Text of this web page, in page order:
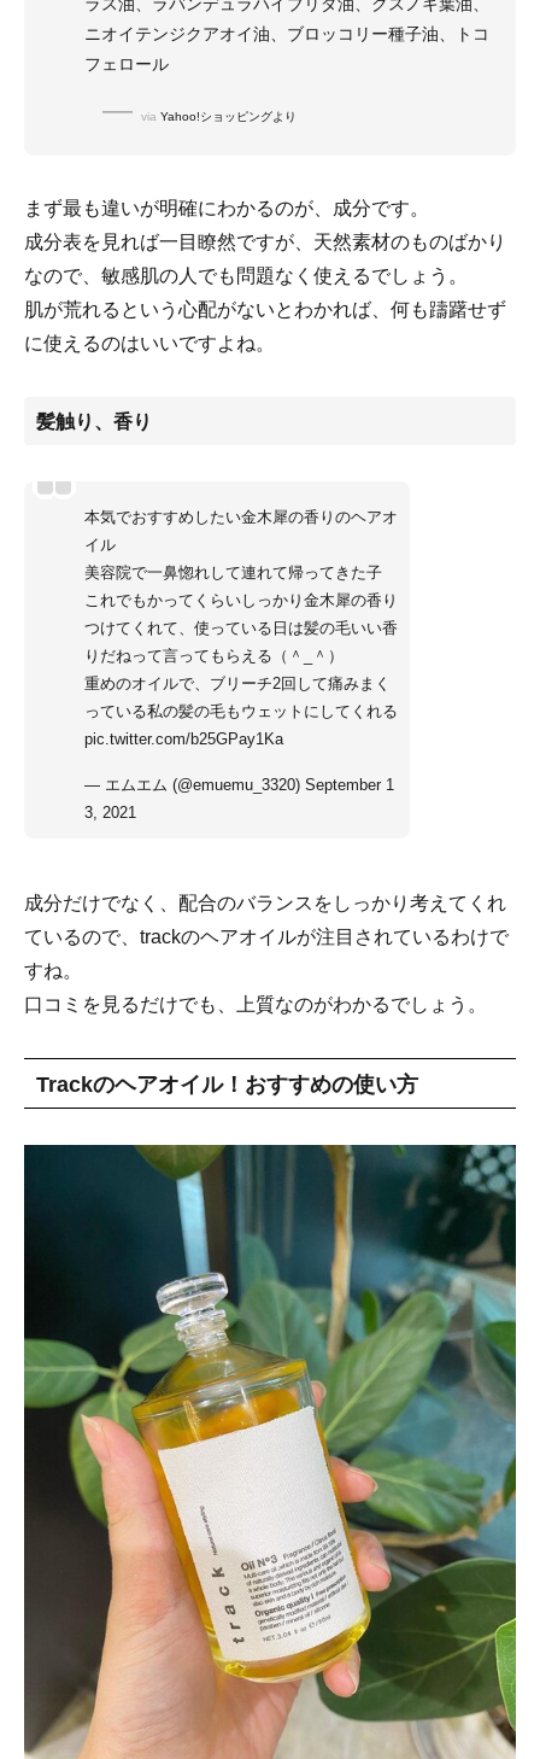
ラス油、ラバンデュラハイブリダ油、クスノキ葉油、
ニオイテンジクアオイ油、ブロッコリー種子油、トコ
フェロール
via Yahoo!ショッピングより
まず最も違いが明確にわかるのが、成分です。
成分表を見れば一目瞭然ですが、天然素材のものばかり
なので、敏感肌の人でも問題なく使えるでしょう。
肌が荒れるという心配がないとわかれば、何も躊躇せず
に使えるのはいいですよね。
髪触り、香り
本気でおすすめしたい金木犀の香りのヘアオ
イル
美容院で一鼻惚れして連れて帰ってきた子
これでもかってくらいしっかり金木犀の香り
つけてくれて、使っている日は髪の毛いい香
りだねって言ってもらえる（＾_＾）
重めのオイルで、ブリーチ2回して痛みまく
っている私の髪の毛もウェットにしてくれる
pic.twitter.com/b25GPay1Ka
— エムエム (@emuemu_3320) September 1
3, 2021
成分だけでなく、配合のバランスをしっかり考えてくれ
ているので、trackのヘアオイルが注目されているわけで
すね。
口コミを見るだけでも、上質なのがわかるでしょう。
Trackのヘアオイル！おすすめの使い方